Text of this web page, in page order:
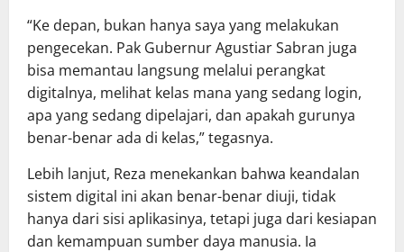
‎“Ke depan, bukan hanya saya yang melakukan
pengecekan. Pak Gubernur Agustiar Sabran juga
bisa memantau langsung melalui perangkat
digitalnya, melihat kelas mana yang sedang login,
apa yang sedang dipelajari, dan apakah gurunya
benar-benar ada di kelas,” tegasnya.
‎Lebih lanjut, Reza menekankan bahwa keandalan
sistem digital ini akan benar-benar diuji, tidak
hanya dari sisi aplikasinya, tetapi juga dari kesiapan
dan kemampuan sumber daya manusia. Ia